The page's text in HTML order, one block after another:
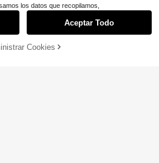
DE DESCUENTO!
los datos que recopilamos,
Aceptar Todo
Cookies